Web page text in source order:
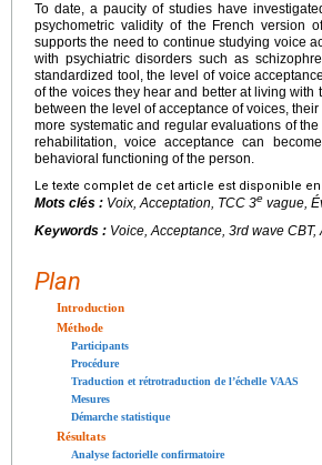
To date, a paucity of studies have
psychometric validity of the French version
supports the need to continue studying voice
with psychiatric disorders such as
standardized tool, the level of voice
of the voices they hear and better at living
between the level of acceptance of voices,
more systematic and regular evaluations of
rehabilitation, voice acceptance can
behavioral functioning of the person.
Le texte complet de cet article est disponible en
Mots clés : Voix, Acceptation, TCC 3e vague,
Keywords : Voice, Acceptance, 3rd wave
Plan
Introduction
Méthode
Participants
Procédure
Traduction et rétrotraduction de l’échelle VAAS
Mesures
Démarche statistique
Résultats
Analyse factorielle confirmatoire